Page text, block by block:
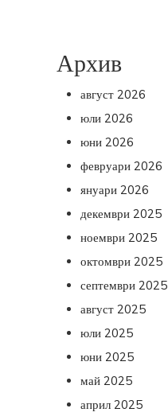
Архив
август 2026
юли 2026
юни 2026
февруари 2026
януари 2026
декември 2025
ноември 2025
октомври 2025
септември 2025
август 2025
юли 2025
юни 2025
май 2025
април 2025